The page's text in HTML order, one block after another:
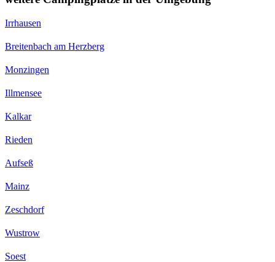
Irrhausen
Breitenbach am Herzberg
Monzingen
Illmensee
Kalkar
Rieden
Aufseß
Mainz
Zeschdorf
Wustrow
Soest